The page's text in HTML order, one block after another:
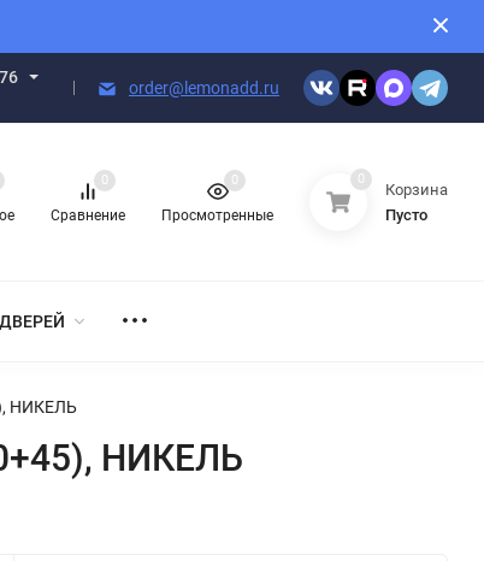
order@lemonadd.ru
Сравнение
0
Просмотренные
0 0
Корзина
Пусто
НИКЕЛЬ
НИКЕЛЬ